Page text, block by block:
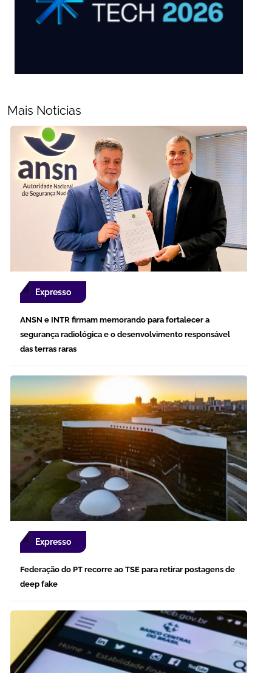
Mais Noticias
Expresso
ANSN e INTR firmam memorando para fortalecer a
segurança radiológica e o desenvolvimento responsável
das terras raras
Expresso
Federação do PT recorre ao TSE para retirar postagens de
deep fake